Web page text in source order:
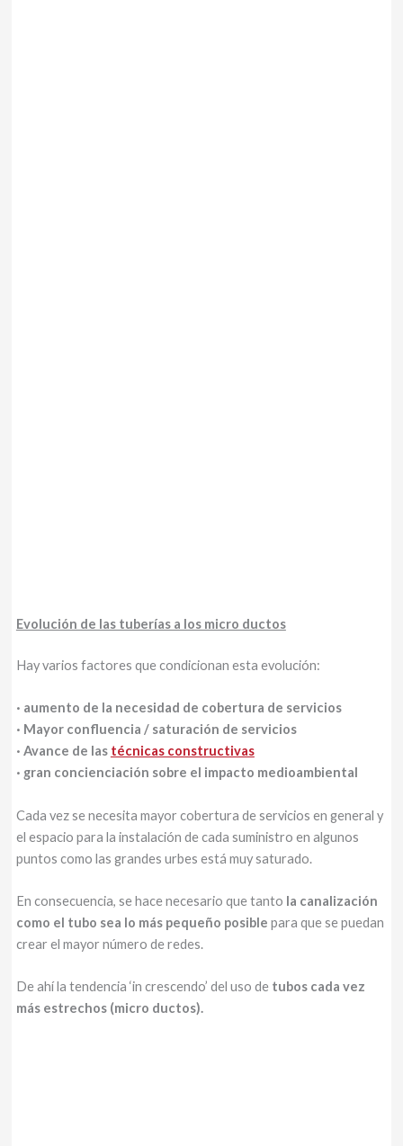
Evolución de las tuberías a los micro ductos
Hay varios factores que condicionan esta evolución:
· aumento de la necesidad de cobertura de servicios
· Mayor confluencia / saturación de servicios
· Avance de las técnicas constructivas
· gran concienciación sobre el impacto medioambiental
Cada vez se necesita mayor cobertura de servicios en general y
el espacio para la instalación de cada suministro en algunos
puntos como las grandes urbes está muy saturado.
En consecuencia, se hace necesario que tanto la canalización
como el tubo sea lo más pequeño posible para que se puedan
crear el mayor número de redes.
De ahí la tendencia ‘in crescendo’ del uso de tubos cada vez
más estrechos (micro ductos).